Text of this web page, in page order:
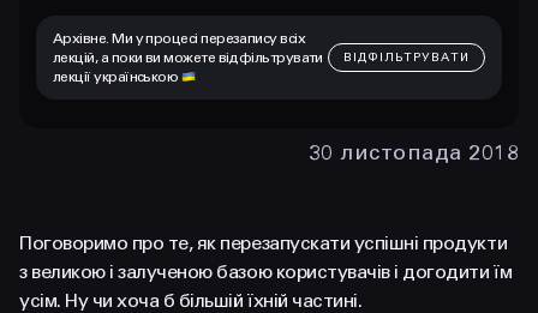
+38 097 015 92 72
hello@prjctr.com
Архівне. Ми у процесі перезапису всіх
лекцій, а поки ви можете відфільтрувати
лекції українською
ВІДФІЛЬТРУВАТИ
30 листопада 2018
Поговоримо про те, як перезапускати успішні продукти
з великою і залученою базою користувачів і догодити їм
усім. Ну чи хоча б більшій їхній частині.